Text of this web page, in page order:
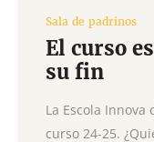
Sala de padrinos
El curso
su fin
La Escola
curso 24-25.